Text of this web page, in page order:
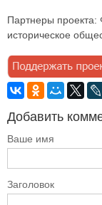
Партнеры проекта:
историческое
Добавить
Ваше имя
Заголовок